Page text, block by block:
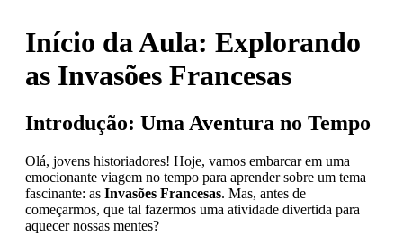
Início da Aula: Explorando
as Invasões Francesas
Introdução: Uma Aventura no Tempo
Olá, jovens historiadores! Hoje, vamos embarcar em uma
emocionante viagem no tempo para aprender sobre um tema
fascinante: as Invasões Francesas. Mas, antes de
começarmos, que tal fazermos uma atividade divertida para
aquecer nossas mentes?